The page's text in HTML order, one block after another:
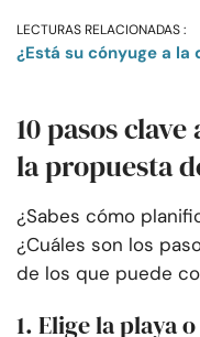
LECTURAS RELACIONADAS :
¿Está su cónyuge a la
10 pasos
la propuesta
¿Sabes cómo
¿Cuáles son los
de los que puede
1. Elige la playa